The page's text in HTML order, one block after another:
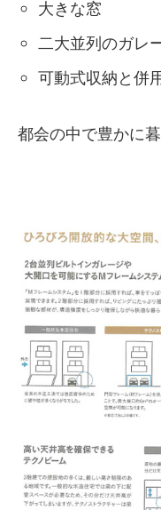
大きな窓
二大並列のガレ
可動式収納と併
都会の中で豊かに